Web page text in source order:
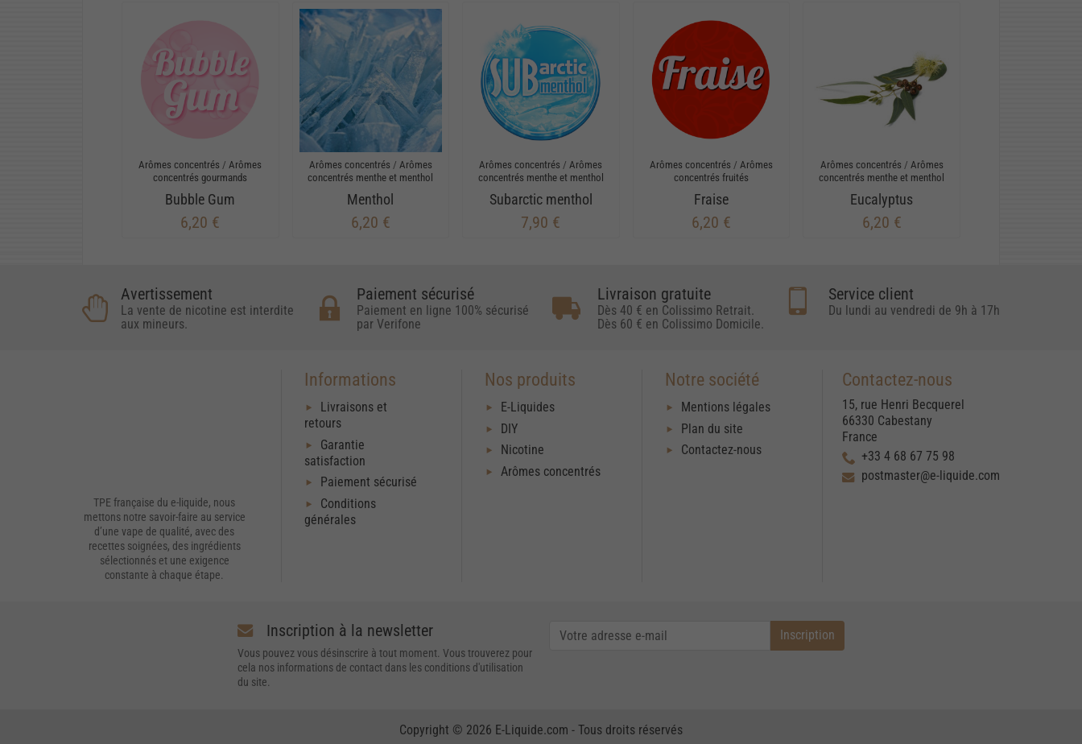
Arômes concentrés / Arômes
concentrés gourmands
Bubble Gum
6,20 €
Arômes concentrés / Arômes
concentrés menthe et menthol
Menthol
6,20 €
Arômes concentrés / Arômes
concentrés menthe et menthol
Subarctic menthol
7,90 €
Arômes concentrés / Arômes
concentrés fruités
Fraise
6,20 €
Arômes concentrés / Arômes
concentrés menthe et menthol
Eucalyptus
6,20 €
Avertissement
La vente de nicotine est interdite
aux mineurs.
Paiement sécurisé
Paiement en ligne 100% sécurisé
par Verifone
Livraison gratuite
Dès 40 € en Colissimo Retrait.
Dès 60 € en Colissimo Domicile.
Service client
Du lundi au vendredi de 9h à 17h
TPE française du e-liquide, nous
mettons notre savoir-faire au service
d’une vape de qualité, avec des
recettes soignées, des ingrédients
sélectionnés et une exigence
constante à chaque étape.
Informations
Livraisons et
retours
Garantie
satisfaction
Paiement sécurisé
Conditions
générales
Nos produits
E-Liquides
DIY
Nicotine
Arômes concentrés
Notre société
Mentions légales
Plan du site
Contactez-nous
Contactez-nous
15, rue Henri Becquerel
66330 Cabestany
France
+33 4 68 67 75 98
postmaster@e-liquide.com
Inscription à la newsletter
Vous pouvez vous désinscrire à tout moment. Vous trouverez pour
cela nos informations de contact dans les conditions d'utilisation
du site.
Copyright © 2026 E-Liquide.com - Tous droits réservés